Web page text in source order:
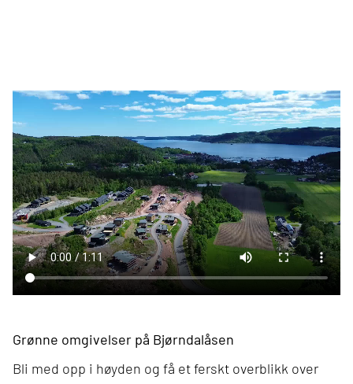
Grønne omgivelser på Bjørndalåsen
Bli med opp i høyden og få et ferskt overblikk over